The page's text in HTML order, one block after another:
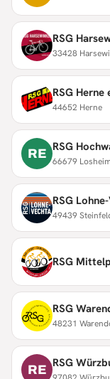
RSG
33428
RSG Herne
44652 Herne
RE RSG
66679
RSG
49439
RSG
RSG
48231
RE RSG